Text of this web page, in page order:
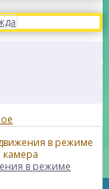
в режиме